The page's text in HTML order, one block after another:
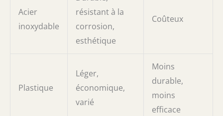
Acier
inoxydable
résistant à la
corrosion,
esthétique
Coûteux
Plastique
Léger,
économique,
varié
Moins
durable,
moins
efficace